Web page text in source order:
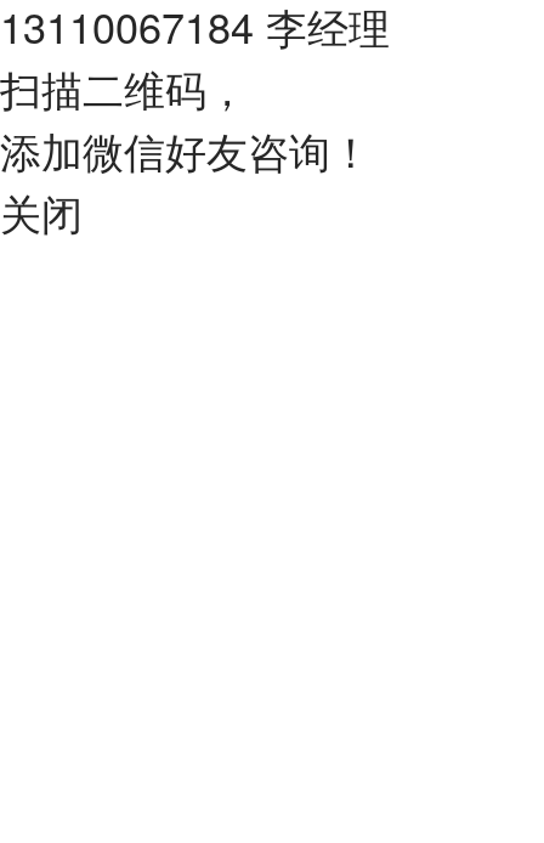
13110067184 李经理
扫描二维码，
添加微信好友咨询！
关闭